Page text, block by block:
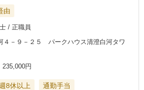
由
/ 正職員
４－９－２５ パークハウス清澄白河タワ
235,000円
8休以上
通勤手当